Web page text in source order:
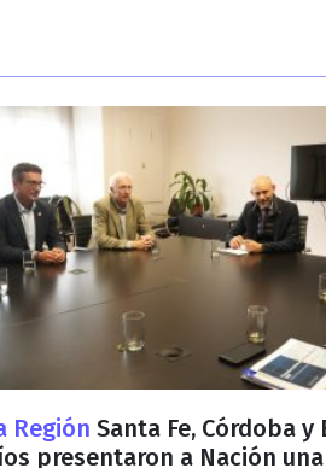
Región Santa Fe, Córdoba y
presentaron a Nación una